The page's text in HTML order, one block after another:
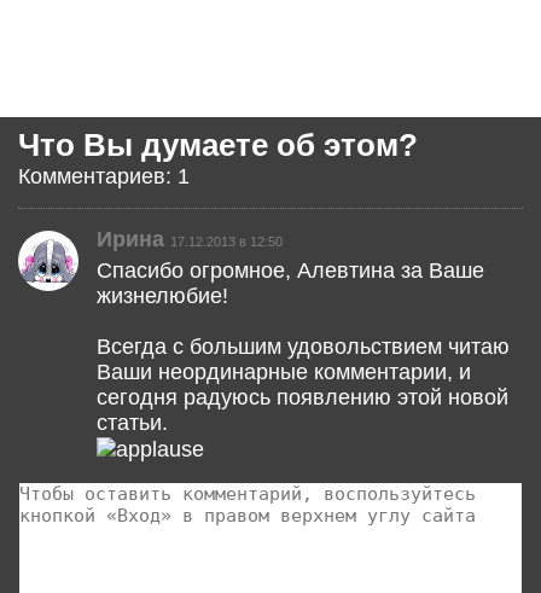
Что Вы думаете об этом?
Комментариев: 1
Ирина 17.12.2013 в 12:50
Спасибо огромное, Алевтина за Ваше
жизнелюбие!
Всегда с большим удовольствием читаю
Ваши неординарные комментарии, и
сегодня радуюсь появлению этой новой
статьи.